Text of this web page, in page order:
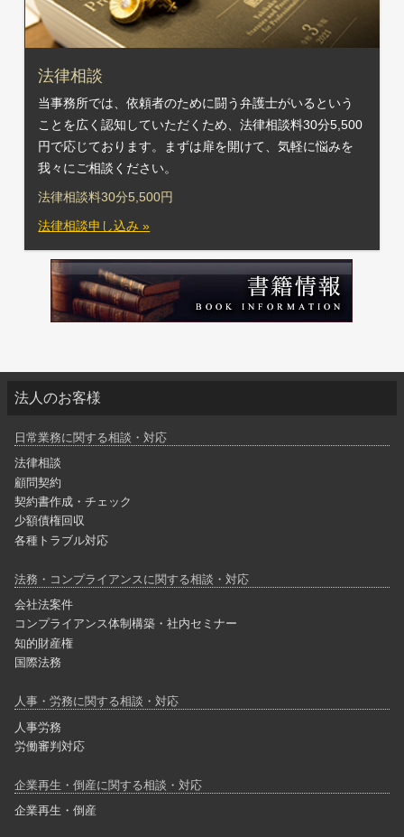
法律相談
当事務所では、依頼者のために闘う弁護士がいるという
ことを広く認知していただくため、法律相談料30分5,500
円で応じております。まずは扉を開けて、気軽に悩みを
我々にご相談ください。
法律相談料30分5,500円
法律相談申し込み »
法人のお客様
日常業務に関する相談・対応
法律相談
顧問契約
契約書作成・チェック
少額債権回収
各種トラブル対応
法務・コンプライアンスに関する相談・対応
会社法案件
コンプライアンス体制構築・社内セミナー
知的財産権
国際法務
人事・労務に関する相談・対応
人事労務
労働審判対応
企業再生・倒産に関する相談・対応
企業再生・倒産